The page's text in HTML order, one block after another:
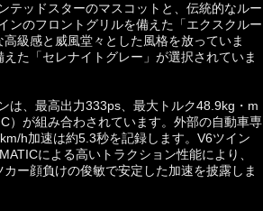
テッドスターのマスコットと、伝統的なルー
ンのフロントグリルを備えた「エクスクルー
級感と威風堂々とした風格を放っていま
た「セレナイトグレー」が選択されていま
は、最高出力333ps、最大トルク48.9kg・m
）が組み合わされています。外部の自動車専
h加速は約5.3秒を記録します。V6ツイン
による高いトラクション性能により、
ー顔負けの俊敏で安定した加速を披露しま